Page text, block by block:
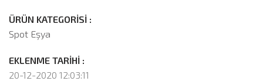
ÜRÜN KATEGORİSİ :
Spot Eşya
EKLENME TARİHİ :
20-12-2020 12:03:11